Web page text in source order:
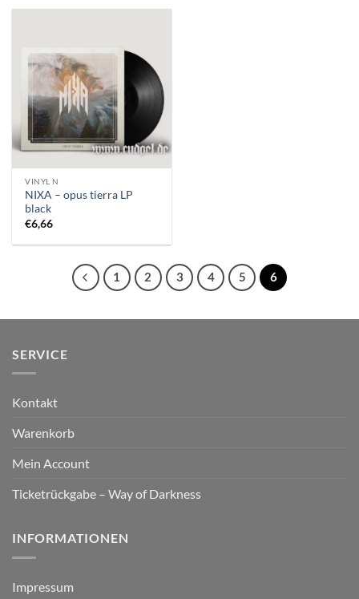
VINYL N
NIXA – opus tierra LP
black
€6,66
1 2 3 4 5 6
SERVICE
Kontakt
Warenkorb
Mein Account
Ticketrückgabe – Way of Darkness
INFORMATIONEN
Impressum